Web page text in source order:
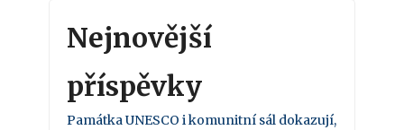
Nejnovější
příspěvky
Památka UNESCO i komunitní sál dokazují,